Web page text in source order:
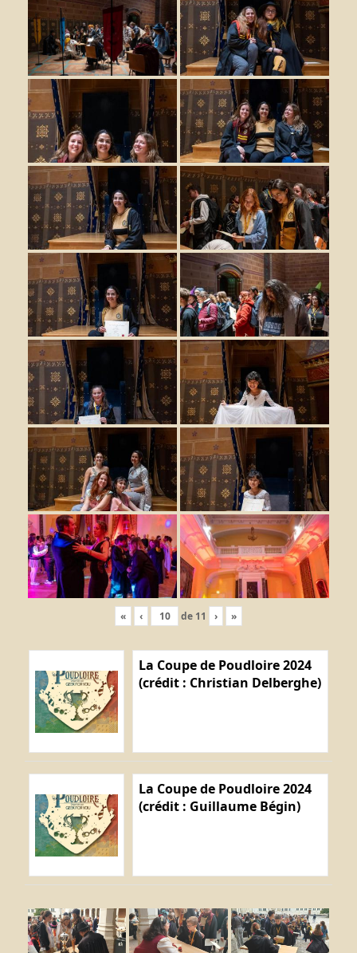
« ‹ de 11 › »
La Coupe de Poudloire 2024
(crédit : Christian Delberghe)
La Coupe de Poudloire 2024
(crédit : Guillaume Bégin)